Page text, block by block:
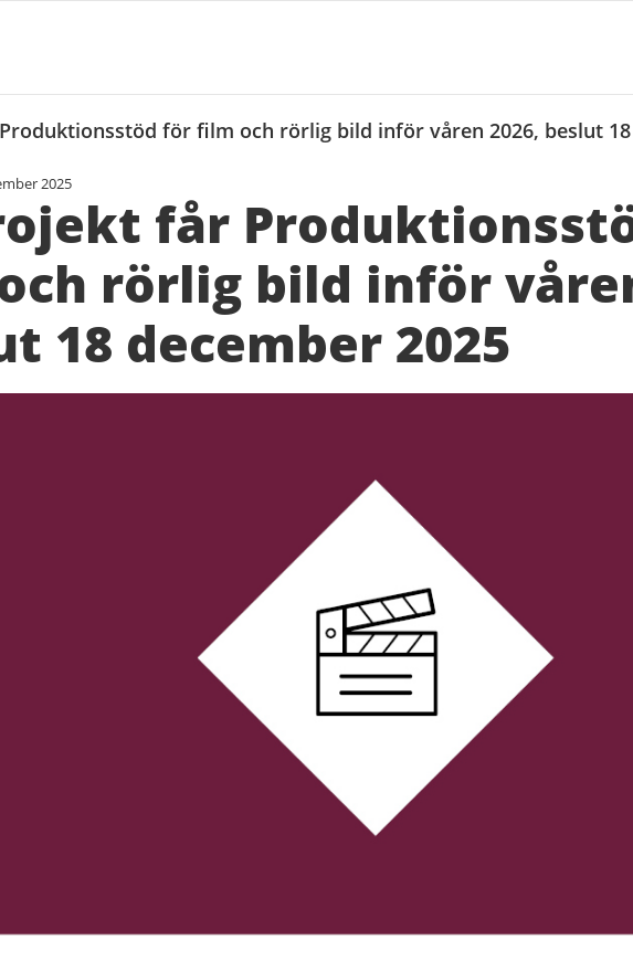
för film och rörlig bild inför våren 2026, beslut 18
2025
får
rörlig bild inför
18 december 2025